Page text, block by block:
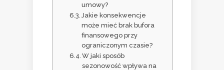
umowy?
Jakie konsekwencje
może mieć brak bufora
finansowego przy
ograniczonym czasie?
W jaki sposób
sezonowość wpływa na